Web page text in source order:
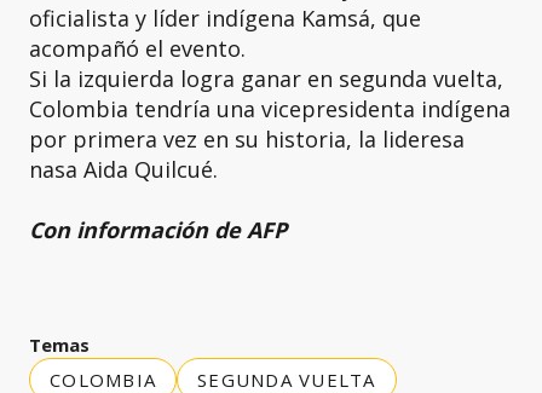
oficialista y líder indígena Kamsá, que
acompañó el evento.
Si la izquierda logra ganar en segunda vuelta,
Colombia tendría una vicepresidenta indígena
por primera vez en su historia, la lideresa
nasa Aida Quilcué.
Con información de AFP
Temas
COLOMBIA
SEGUNDA VUELTA